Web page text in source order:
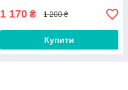
1 170 ₴ 1 200 ₴
Купити